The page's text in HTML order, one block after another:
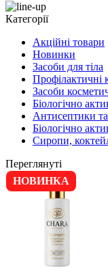
Категорії
Акційні товари
Новинки
Засоби для тіла
Профілактичні
Засоби
Біологічно
Антисептики
Біологічно
Сиропи,
Переглянуті
НОВИНКА